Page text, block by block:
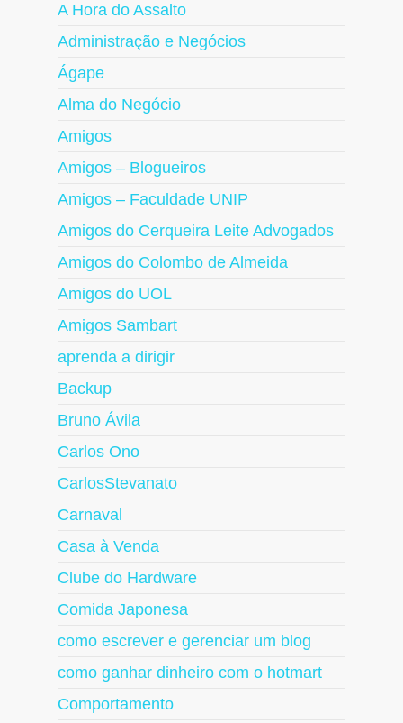
A Hora do Assalto
Administração e Negócios
Ágape
Alma do Negócio
Amigos
Amigos – Blogueiros
Amigos – Faculdade UNIP
Amigos do Cerqueira Leite Advogados
Amigos do Colombo de Almeida
Amigos do UOL
Amigos Sambart
aprenda a dirigir
Backup
Bruno Ávila
Carlos Ono
CarlosStevanato
Carnaval
Casa à Venda
Clube do Hardware
Comida Japonesa
como escrever e gerenciar um blog
como ganhar dinheiro com o hotmart
Comportamento